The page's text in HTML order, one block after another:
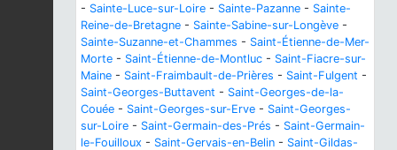
- Sainte-Luce-sur-Loire - Sainte-Pazanne - Sainte-
Reine-de-Bretagne - Sainte-Sabine-sur-Longève -
Sainte-Suzanne-et-Chammes - Saint-Étienne-de-Mer-
Morte - Saint-Étienne-de-Montluc - Saint-Fiacre-sur-
Maine - Saint-Fraimbault-de-Prières - Saint-Fulgent -
Saint-Georges-Buttavent - Saint-Georges-de-la-
Couée - Saint-Georges-sur-Erve - Saint-Georges-
sur-Loire - Saint-Germain-des-Prés - Saint-Germain-
le-Fouilloux - Saint-Gervais-en-Belin - Saint-Gildas-